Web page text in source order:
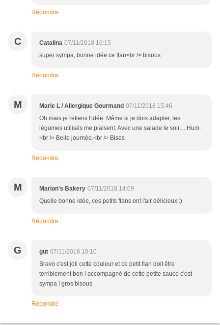
Répondre
C Catalina 07/11/2018 16:15
super sympa, bonne idée ce flan<br /> bisous
Répondre
M Marie L / Allergique Gourmand 07/11/2018 15:46
Oh mais je retiens l'idée. Même si je dois adapter, les
légumes utilisés me plaisent. Avec une salade le soir.....Hum.
<br /> Belle journée.<br /> Bises
Répondre
M Marion's Bakery 07/11/2018 14:09
Quelle bonne idée, ces petits flans ont l'air délicieux :)
Répondre
G gut 07/11/2018 10:10
Bravo c'est joli cette couleur et ce petit flan doit être
terriblement bon ! accompagné de cette petite sauce c'est
sympa ! gros bisous
Répondre